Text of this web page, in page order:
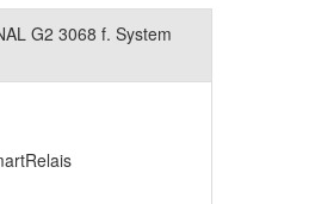
G2 3068 f. System